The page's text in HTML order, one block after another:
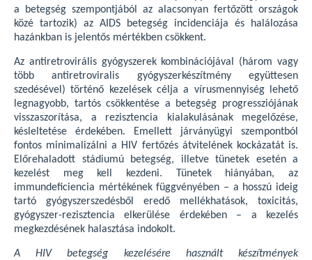
a betegség szempontjából az alacsonyan fertőzött országok
közé tartozik) az AIDS betegség incidenciája és halálozása
hazánkban is jelentős mértékben csökkent.
Az antiretrovirális gyógyszerek kombinációjával (három vagy
több antiretroviralis gyógyszerkészítmény együttesen
szedésével) történő kezelések célja a vírusmennyiség lehető
legnagyobb, tartós csökkentése a betegség progressziójának
visszaszorítása, a rezisztencia kialakulásának megelőzése,
késleltetése érdekében. Emellett járványügyi szempontból
fontos minimalizálni a HIV fertőzés átvitelének kockázatát is.
Előrehaladott stádiumú betegség, illetve tünetek esetén a
kezelést meg kell kezdeni. Tünetek hiányában, az
immundeficiencia mértékének függvényében – a hosszú ideig
tartó gyógyszerszedésből eredő mellékhatások, toxicitás,
gyógyszer-rezisztencia elkerülése érdekében – a kezelés
megkezdésének halasztása indokolt.
A HIV betegség kezelésére használt készítmények